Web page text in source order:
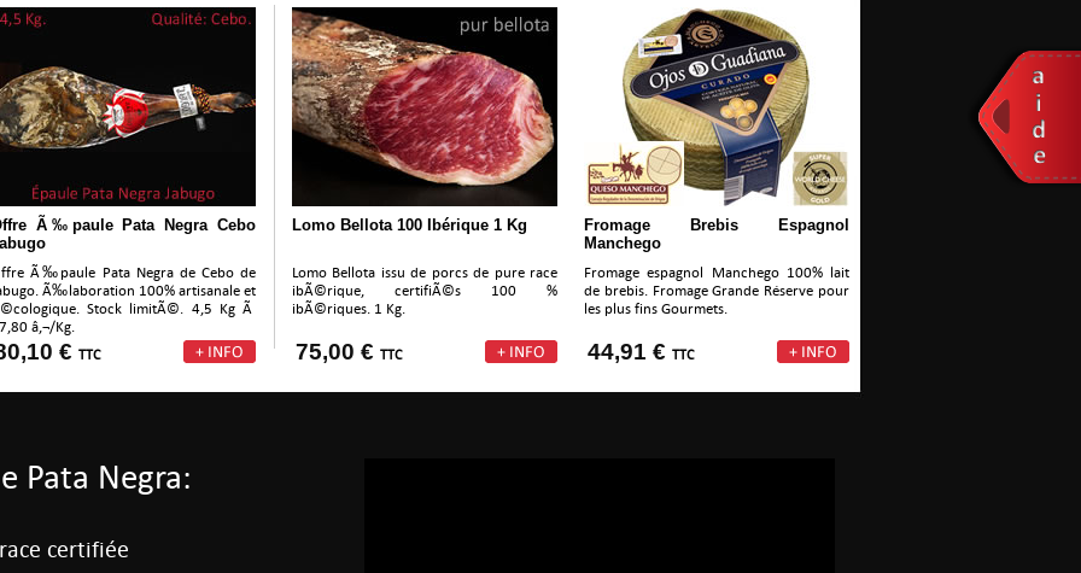
Ã‰paule Pata Negra Cebo
Ã‰paule Pata Negra de Cebo de
Ã‰laboration 100% artisanale et
Stock limitÃ©. 4,5 Kg Ã
â‚¬/Kg.
€ TTC
Lomo Bellota 100 Ibérique 1 Kg
Lomo Bellota issu de porcs de pure race
ibÃ©rique, certifiÃ©s 100 %
ibÃ©riques. 1 Kg.
75,00 € TTC
Fromage Brebis Espagnol
Manchego
Fromage espagnol Manchego 100% lait
de brebis. Fromage Grande Réserve pour
les plus fins Gourmets.
44,91 € TTC
Pata Negra:
certifiée